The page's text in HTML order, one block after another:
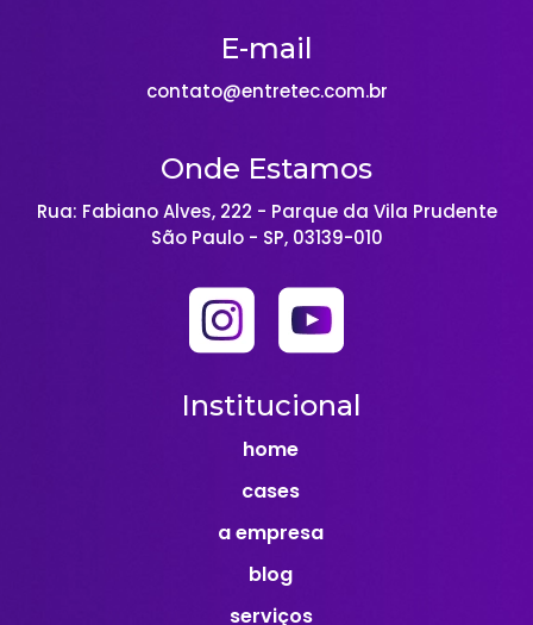
E-mail
contato@entretec.com.br
Onde Estamos
Rua: Fabiano Alves, 222 - Parque da Vila Prudente
São Paulo - SP, 03139-010
Institucional
home
cases
a empresa
blog
serviços